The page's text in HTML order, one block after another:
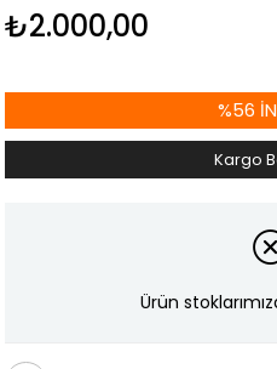
₺2.000,00
%56
Kargo
Ürün